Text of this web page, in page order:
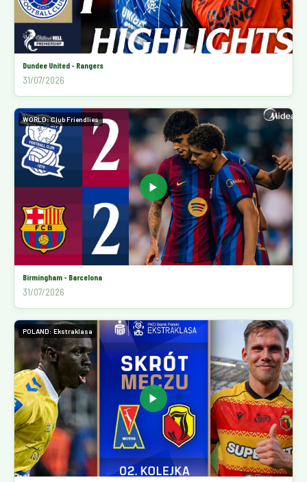
Dundee United - Rangers
31/07/2026
▶
WORLD: Club Friendlies
Birmingham - Barcelona
31/07/2026
▶
POLAND: Ekstraklasa